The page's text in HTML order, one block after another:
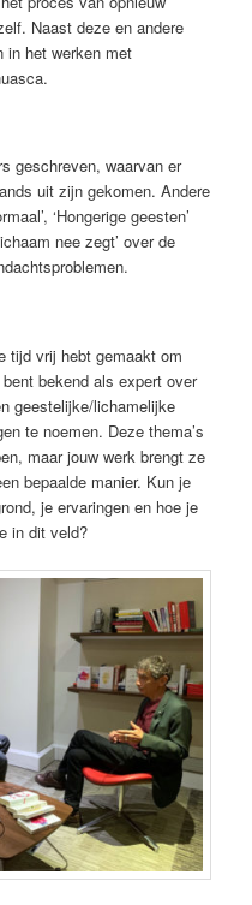
Naast deze en andere
in het werken met
geschreven, waarvan er
uit zijn gekomen. Andere
‘Hongerige geesten’
nee zegt’ over de
tijd vrij hebt gemaakt om
bekend als expert over
geestelijke/lichamelijke
te noemen. Deze thema’s
maar jouw werk brengt ze
bepaalde manier. Kun je
je ervaringen en hoe je
in dit veld?